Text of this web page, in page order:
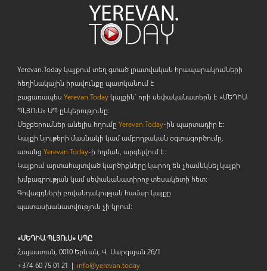
Yerevan.Today կայքում տեղ գտած լրատվական հրապարակումների
հեղինակային իրավունքը պատկանում է
բացառապես Yerevan.Todayկայքին` որի սեփականատերն է «ՄԵԴԻԱ
ՊԼՅՈւՍ» ՍՊ ընկերությունը։
Մեջբերումներ անելիս հղումը Yerevan.Today-ին պարտադիր է:
Կայքի նյութերի մասնակի կամ ամբողջական օգտագործումը,
առանց Yerevan.Today-ի հղման, արգելվում է:
Կայքում արտահայտված կարծիքները կարող են չհամնկնել կայքի
խմբագրության կամ սեփականատիրոջ տեսակետի հետ:
Գովազդների բովանդակության համար կայքը
պատասխանատվություն չի կրում:
«ՄԵԴԻԱ ՊԼՅՈւՍ» ՍՊԸ
Հայաստան, 0010 Երևան, Վ. Սարգսյան 26/1
+374 60 75 01 21 | info@yerevan.today